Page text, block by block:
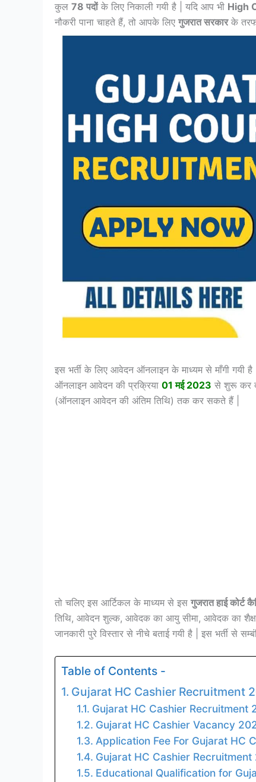
कुल 78 पदोंके लिए निकाली गयी है | यदि आप भी High
नौकरी पाना चाहते हैं, तो आपके लिए गुजरात सरकारके तरफ
इस भर्ती के लिए आवेदन ऑनलाइन के माध्यम से माँगी गयी है |
ऑनलाइन आवेदन की प्रक्रिया 01 मई 2023 से शुरू कर
(ऑनलाइन आवेदन की अंतिम तिथि) तक कर सकते हैं |
तो चलिए इस आर्टिकल के माध्यम से इस गुजरात हाई कोर्ट
तिथि, आवेदन शुल्क, आवेदक का आयु सीमा, आवेदक का
जानकारी पुरे विस्तार से नीचे बताई गयी है | इस भर्ती से
Table of Contents -
Gujarat HC Cashier Recruitment
Gujarat HC Cashier Recruitment
Gujarat HC Cashier Vacancy
Application Fee For Gujarat HC
Gujarat HC Cashier
Educational Qualification for